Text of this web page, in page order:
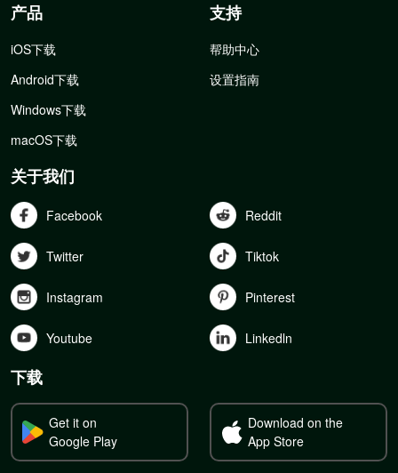
产品
iOS下载
Android下载
Windows下载
macOS下载
支持
帮助中心
设置指南
关于我们
Facebook Reddit
Twitter Tiktok
Instagram Pinterest
Youtube Linkedln
下载
Get it on
Google Play
Download on the
App Store